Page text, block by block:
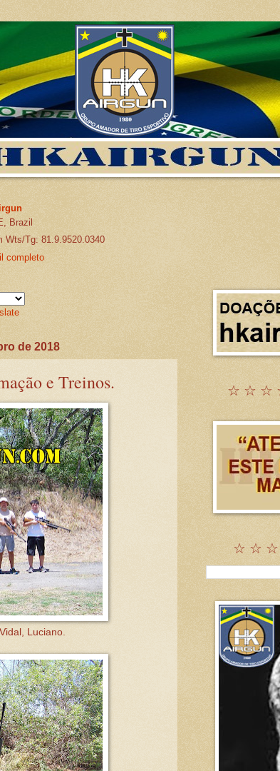
Brazil
Wts/Tg: 81.9.9520.0340
completo
de 2018
e Treinos.
Luciano.
☆ ☆ ☆
☆ ☆ ☆